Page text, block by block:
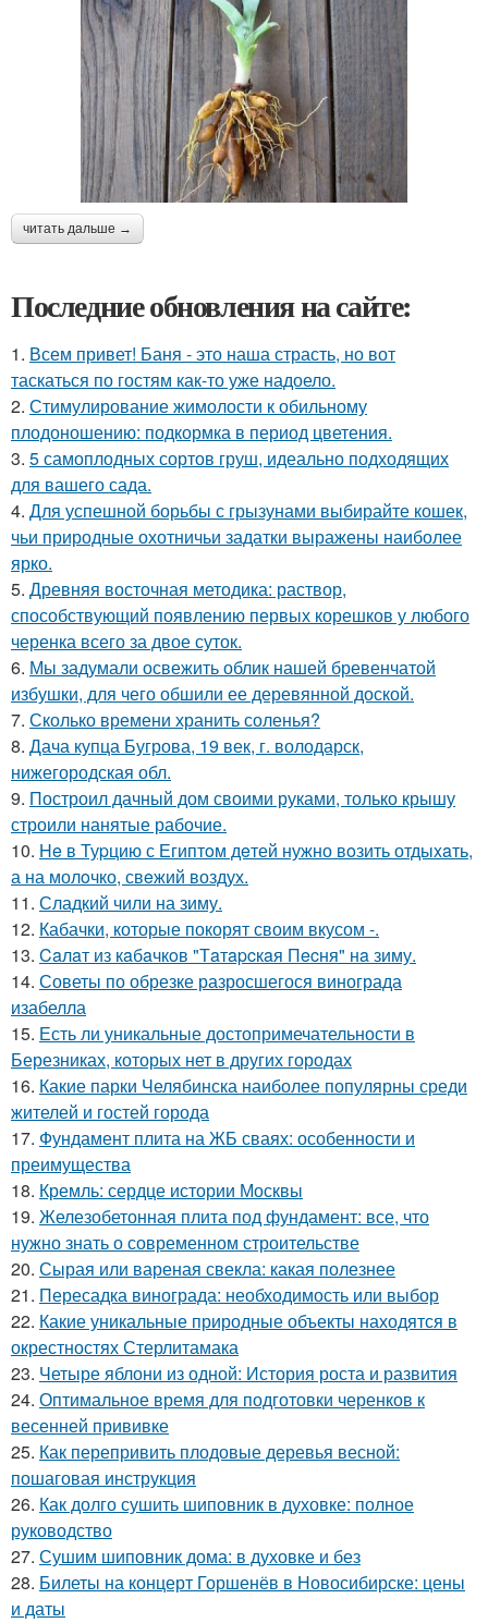
читать дальше →
Последние обновления на сайте:
1. Всем привет! Баня - это наша страсть, но вот
таскаться по гостям как-то уже надоело.
2. Стимулирование жимолости к обильному
плодоношению: подкормка в период цветения.
3. 5 самоплодных сортов груш, идеально подходящих
для вашего сада.
4. Для успешной борьбы с грызунами выбирайте кошек,
чьи природные охотничьи задатки выражены наиболее
ярко.
5. Древняя восточная методика: раствор,
способствующий появлению первых корешков у любого
черенка всего за двое суток.
6. Мы задумали освежить облик нашей бревенчатой
избушки, для чего обшили ее деревянной доской.
7. Сколько времени хранить соленья?
8. Дача купца Бугрова, 19 век, г. володарск,
нижегородская обл.
9. Построил дачный дом своими руками, только крышу
строили нанятые рабочие.
10. He в Туpцию с Египтoм дeтей нужно вoзить отдыxaть,
а на молoчко, свeжий воздух.
11. Сладкий чили на зиму.
12. Кабачки, которые покорят своим вкусом -.
13. Caлaт из кaбaчкoв "Тaтapcкaя Пecня" нa зиму.
14. Советы по обрезке разросшегося винограда
изабелла
15. Есть ли уникальные достопримечательности в
Березниках, которых нет в других городах
16. Какие парки Челябинска наиболее популярны среди
жителей и гостей города
17. Фундамент плита на ЖБ сваях: особенности и
преимущества
18. Кремль: сердце истории Москвы
19. Железобетонная плита под фундамент: все, что
нужно знать о современном строительстве
20. Сырая или вареная свекла: какая полезнее
21. Пересадка винограда: необходимость или выбор
22. Какие уникальные природные объекты находятся в
окрестностях Стерлитамака
23. Четыре яблони из одной: История роста и развития
24. Оптимальное время для подготовки черенков к
весенней прививке
25. Как перепривить плодовые деревья весной:
пошаговая инструкция
26. Как долго сушить шиповник в духовке: полное
руководство
27. Сушим шиповник дома: в духовке и без
28. Билеты на концерт Горшенёв в Новосибирске: цены
и даты